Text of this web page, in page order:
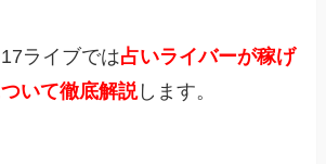
ライブでは占いライバーが稼げ
いて徹底解説します。